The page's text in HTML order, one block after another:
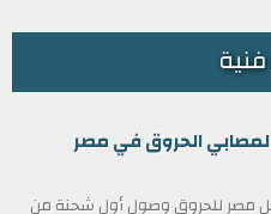
فنية
لمصابي الحروق في مصر
مصر للحروق وصول أول شحنة من